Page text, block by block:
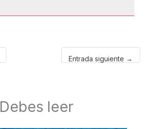
Entrada siguiente →
Debes leer